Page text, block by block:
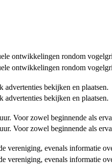
ontwikkelingen rondom
ontwikkelingen rondom
bekijken en plaatsen.
bekijken en plaatsen.
Voor zowel beginnende als
Voor zowel beginnende als
vereniging, evenals informatie
evenals informatie